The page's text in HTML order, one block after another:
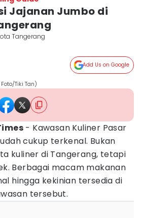
Jajanan Jumbo di
Tangerang
Add Us on Google
Tiki Tan)
- Kawasan Kuliner Pasar
cukup terkenal. Bukan
kuliner di Tangerang, tetapi
Berbagai macam makanan
hingga kekinian tersedia di
tersebut.